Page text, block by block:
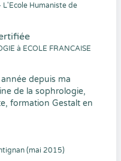
L'Ecole Humaniste de
à ECOLE FRANCAISE
depuis ma
de la sophrologie,
formation Gestalt en
(mai 2015)